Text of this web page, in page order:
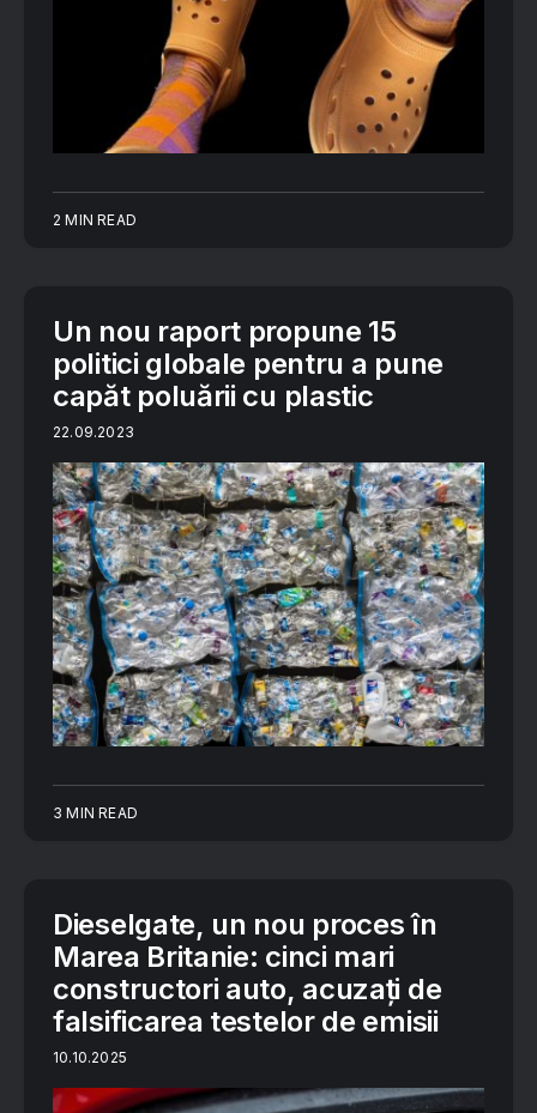
2 MIN READ
Un nou raport propune 15
politici globale pentru a pune
capăt poluării cu plastic
22.09.2023
3 MIN READ
Dieselgate, un nou proces în
Marea Britanie: cinci mari
constructori auto, acuzați de
falsificarea testelor de emisii
10.10.2025